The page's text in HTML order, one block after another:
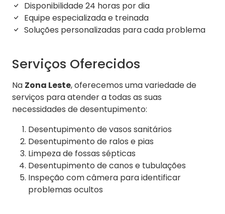
Disponibilidade 24 horas por dia
Equipe especializada e treinada
Soluções personalizadas para cada problema
Serviços Oferecidos
Na Zona Leste, oferecemos uma variedade de
serviços para atender a todas as suas
necessidades de desentupimento:
Desentupimento de vasos sanitários
Desentupimento de ralos e pias
Limpeza de fossas sépticas
Desentupimento de canos e tubulações
Inspeção com câmera para identificar
problemas ocultos